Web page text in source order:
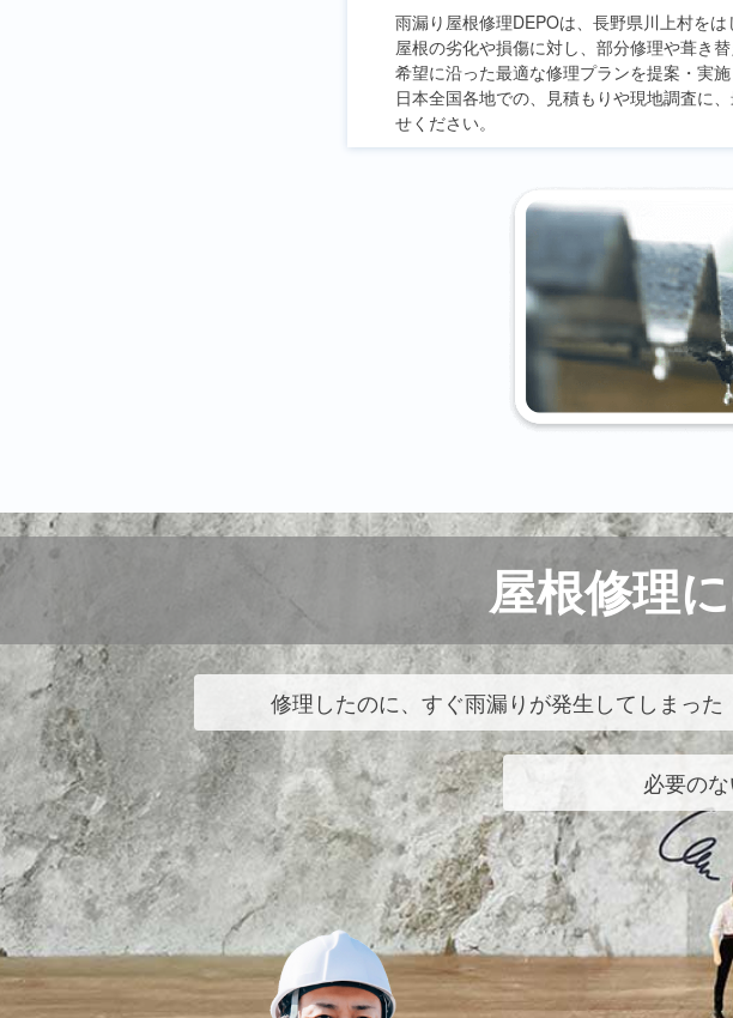
雨漏り屋根修理DEPOは、長野県川上村をは
屋根の劣化や損傷に対し、部分修理や葺き
希望に沿った最適な修理プランを提案・実施
日本全国各地での、見積もりや現地調査に
せください。
屋根修理
修理したのに、すぐ雨漏りが発生してしまった
必要の